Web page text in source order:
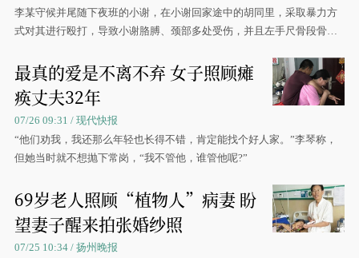
李某守候并尾随下夜班的小谢，在小谢回家途中的胡同里，采取暴力方
式对其进行殴打，导致小谢胳膊、颈部多处受伤，并且左手尺骨段骨
最真的爱是不离不弃 女子照顾瘫
痪丈夫32年
07/26 09:31 / 现代快报
“他们劝我，我还那么年轻也长得不错，肯定能找个好人家。”李琴称，
但她当时就不想抛下常岗，“我不管他，谁管他呢?”
69岁老人照顾“植物人”病妻 盼
望妻子醒来拍张婚纱照
07/25 10:34 / 扬州晚报